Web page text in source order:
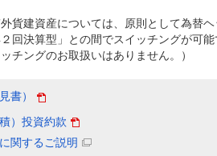
外貨建資産については、原則として為替
２回決算型」との間でスイッチングが可
チングのお取扱いはありません。）
書）
）投資約款
関するご説明